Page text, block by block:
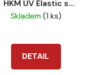
HKM UV Elastic s
nosem mud grey
Skladem(1 ks)
DETAIL